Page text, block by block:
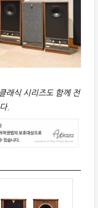
래식 시리즈도 함께 전
.